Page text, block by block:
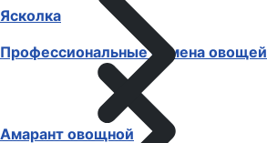
Ясколка
Профессиональные семена овощей
Амарант овощной